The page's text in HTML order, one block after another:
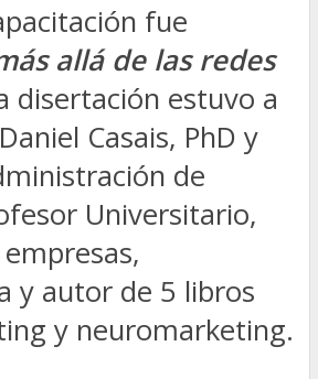
fue
allá de las redes
disertación estuvo a
Casais, PhD y
de
Universitario,
y autor de 5 libros
y neuromarketing.